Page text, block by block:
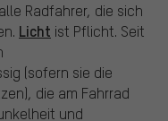
Radfahrer, die sich
Licht ist Pflicht. Seit
(sofern sie die
die am Fahrrad
und